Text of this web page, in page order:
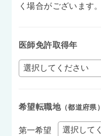
く場合がございます。
医師免許取得年
希望転職地（都道府県）
第一希望